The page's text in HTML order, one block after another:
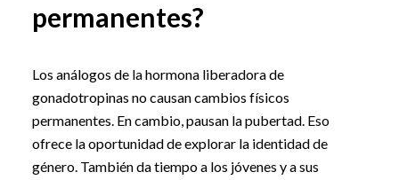
permanentes?
Los análogos de la hormona liberadora de
gonadotropinas no causan cambios físicos
permanentes. En cambio, pausan la pubertad. Eso
ofrece la oportunidad de explorar la identidad de
género. También da tiempo a los jóvenes y a sus